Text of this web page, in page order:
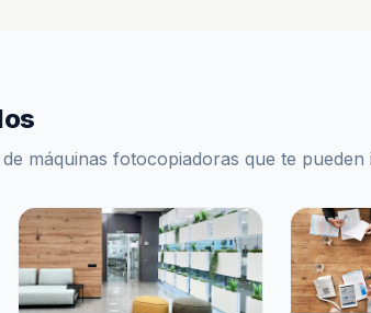
máquinas fotocopiadoras que te pueden